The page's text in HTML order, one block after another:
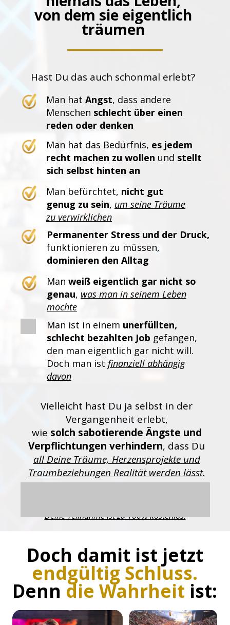
von dem sie eigentlich
träumen
Hast Du das auch schonmal erlebt?
Man hat Angst, dass andere
Menschen schlecht über einen
reden oder denken
Man hat das Bedürfnis, es jedem
recht machen zu wollen und stellt
sich selbst hinten an
Man befürchtet, nicht gut
genug zu sein, um seine Träume
zu verwirklichen
Permanenter Stress und der Druck,
funktionieren zu müssen,
dominieren den Alltag
Man ist in einem unerfüllten,
schlecht bezahlten Job gefangen,
den man eigentlich gar nicht will.
Doch man ist finanziell abhängig
davon
Man weiß eigentlich gar nicht so
genau, was man in seinem Leben
möchte
Deine Teilnahme ist zu 100% kostenlos.
Vielleicht hast Du ja selbst in der
Vergangenheit erlebt,
wie solch sabotierende Ängste und
Verpflichtungen verhindern, dass Du
all Deine Träume, Herzensprojekte und
Traumbeziehungen Realität werden lässt.
Doch damit ist jetzt
endgültig Schluss.
Denn die Wahrheit ist: